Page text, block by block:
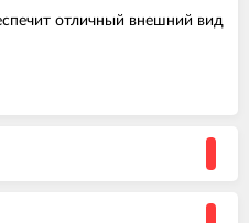
отличный внешний вид